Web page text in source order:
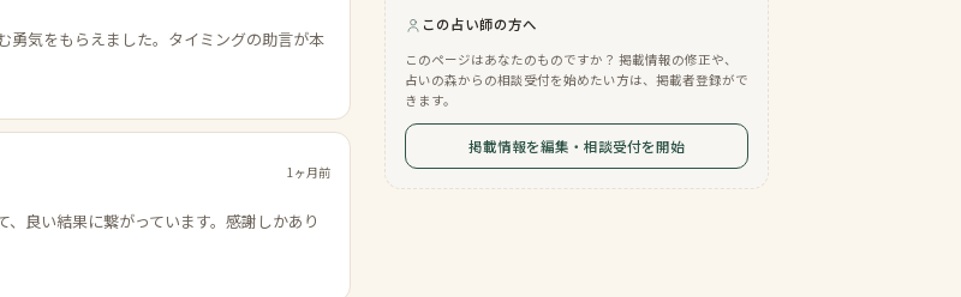
勇気をもらえました。タイミングの助言が本
1ヶ月前
良い結果に繋がっています。感謝しかあり
この占い師の方へ
このページはあなたのものですか？ 掲載情報の修正や、
占いの森からの相談受付を始めたい方は、掲載者登録がで
きます。
掲載情報を編集・相談受付を開始